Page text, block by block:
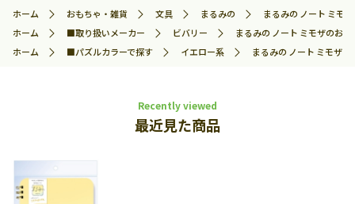
ホーム おもちゃ・雑貨 文具 まるみの
まるみの ノート ミモ
ホーム
■取り扱いメーカー ビバリー
まるみの ノート ミモザのお
ホーム
■パズルカラーで探す イエロー系 まるみの ノート ミモザ
Recently viewed
最近見た商品